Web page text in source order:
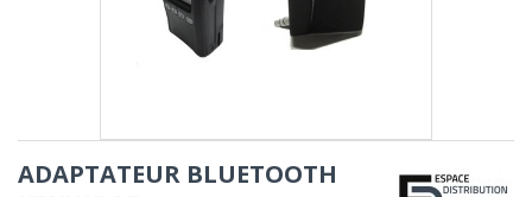
ADAPTATEUR BLUETOOTH